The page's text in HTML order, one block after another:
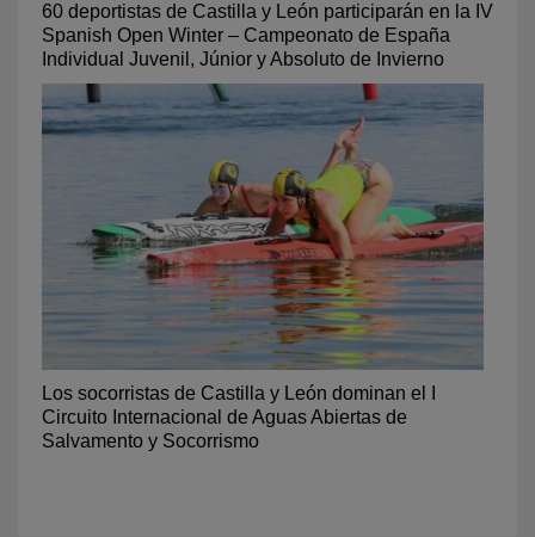
60 deportistas de Castilla y León participarán en la IV
Spanish Open Winter – Campeonato de España
Individual Juvenil, Júnior y Absoluto de Invierno
Los socorristas de Castilla y León dominan el I
Circuito Internacional de Aguas Abiertas de
Salvamento y Socorrismo